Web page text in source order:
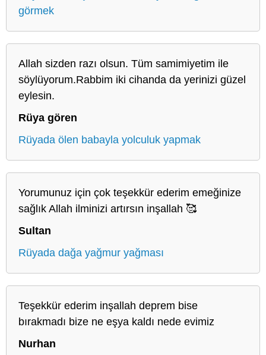
görmek
Allah sizden razı olsun. Tüm samimiyetim ile
söylüyorum.Rabbim iki cihanda da yerinizi güzel
eylesin.
Rüya gören
Rüyada ölen babayla yolculuk yapmak
Yorumunuz için çok teşekkür ederim emeğinize
sağlık Allah ilminizi artırsın inşallah 🥰
Sultan
Rüyada dağa yağmur yağması
Teşekkür ederim inşallah deprem bise
bırakmadı bize ne eşya kaldı nede evimiz
Nurhan